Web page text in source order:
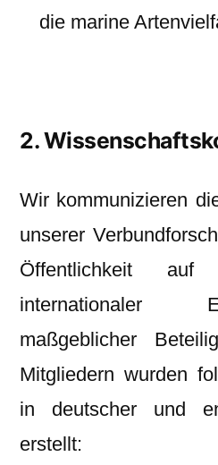
die marine
2.
Wir kommunizieren
unserer
Öffentlichkeit
internationaler
maßgeblicher
Mitgliedern wurden
in deutscher und
erstellt: